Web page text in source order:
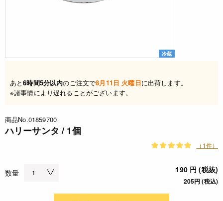
冷蔵
あと6時間5分以内のご注文で8月11日 火曜日に出荷します。
※諸事情により遅れることがございます。
商品No.01859700
ハリーサンタ / 1個
（1件）
数量 190 円 (税抜)
205円 (税込)